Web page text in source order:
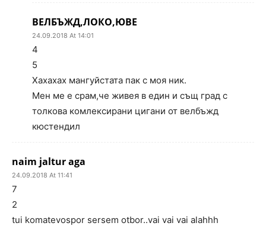
ВЕЛБЪЖД,ЛОКО,ЮВЕ
24.09.2018 At 14:01
4
5
Хахахах мангуйстата пак с моя ник.
Мен ме е срам,че живея в един и същ град с
толкова комлексирани цигани от велбъжд
кюстендил
naim jaltur aga
24.09.2018 At 11:41
7
2
tui komatevospor sersem otbor..vai vai vai alahhh